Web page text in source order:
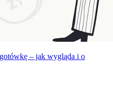
– jak wygląda i o